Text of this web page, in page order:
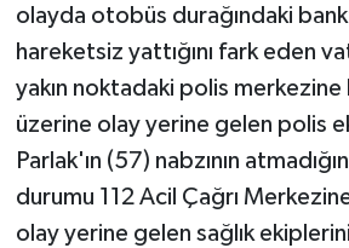
olayda otobüs durağındaki
hareketsiz yattığını fark eden
yakın noktadaki polis
üzerine olay yerine gelen polis
Parlak'ın (57) nabzının
durumu 112 Acil Çağrı
olay yerine gelen sağlık